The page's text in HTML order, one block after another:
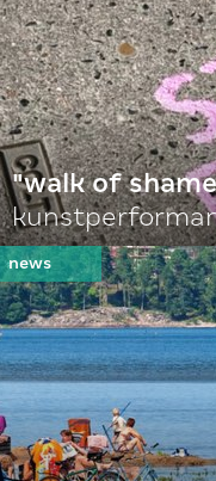
"walk of